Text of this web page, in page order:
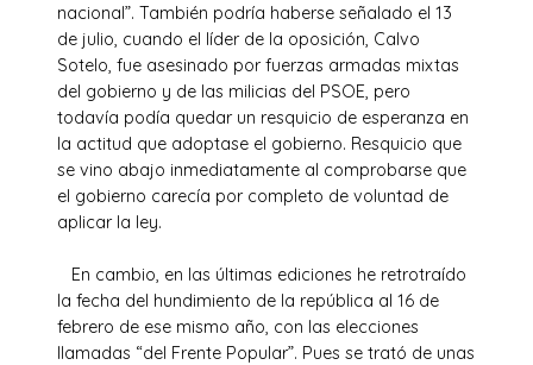
nacional”. También podría haberse señalado el 13
de julio, cuando el líder de la oposición, Calvo
Sotelo, fue asesinado por fuerzas armadas mixtas
del gobierno y de las milicias del PSOE, pero
todavía podía quedar un resquicio de esperanza en
la actitud que adoptase el gobierno. Resquicio que
se vino abajo inmediatamente al comprobarse que
el gobierno carecía por completo de voluntad de
aplicar la ley.
En cambio, en las últimas ediciones he retrotraído
la fecha del hundimiento de la república al 16 de
febrero de ese mismo año, con las elecciones
llamadas “del Frente Popular”. Pues se trató de unas